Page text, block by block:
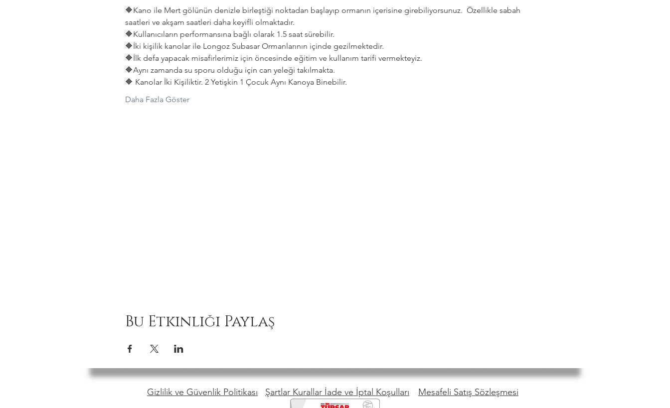
🔶Kano ile Mert gölünün denizle birleştiği noktadan başlayıp ormanın içerisine girebiliyorsunuz.  Özellikle sabah
saatleri ve akşam saatleri daha keyifli olmaktadır.
🔶Kullanıcıların performansına bağlı olarak 1.5 saat sürebilir.
🔶İki kişilik kanolar ile Longoz Subasar Ormanlarının içinde gezilmektedir.
🔶İlk defa yapacak misafirlerimiz için öncesinde eğitim ve kullanım tarifi vermekteyiz.
🔶Aynı zamanda su sporu olduğu için can yeleği takılmakta.
🔶 Kanolar İki Kişiliktir. 2 Yetişkin 1 Çocuk Aynı Kanoya Binebilir.
Daha Fazla Göster
Bu Etkinliği Paylaş
Gizlilik ve Güvenlik Politikası Şartlar Kurallar İade ve İptal Koşulları Mesafeli Satış Sözleşmesi